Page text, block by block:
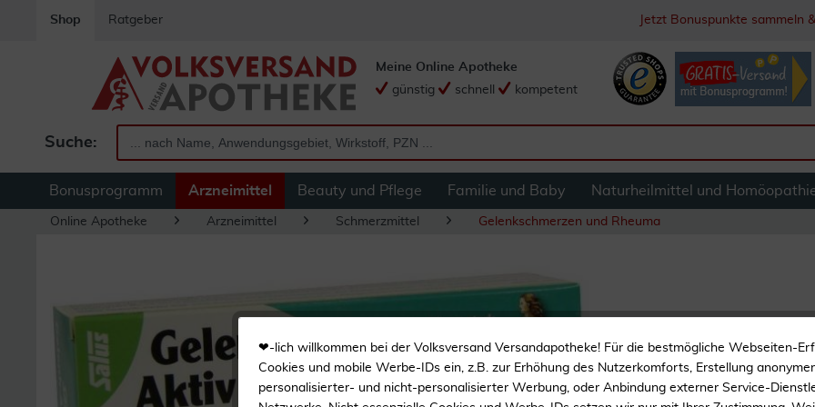
Shop Ratgeber Jetzt Bonuspunkte sammeln
Suche:
Meine Online Apotheke
günstig
schnell kompetent
Bonusprogramm Arzneimittel Beauty und Pflege Familie und Baby Naturheilmittel und
Online Apotheke Arzneimittel Schmerzmittel Gelenkschmerzen und Rheuma
Zur Gelenkpflege
❤-lich willkommen bei der Volksversand Versandapotheke! Für die bestmögliche Webseiten-
Cookies und mobile Werbe-IDs ein, z.B. zur Erhöhung des Nutzerkomforts, Erstellung
personalisierter- und nicht-personalisierter Werbung, oder Anbindung externer Service-